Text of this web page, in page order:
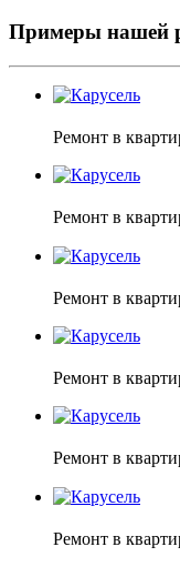
Примеры нашей
Ремонт в
Ремонт в
Ремонт в
Ремонт в
Ремонт в
Ремонт в